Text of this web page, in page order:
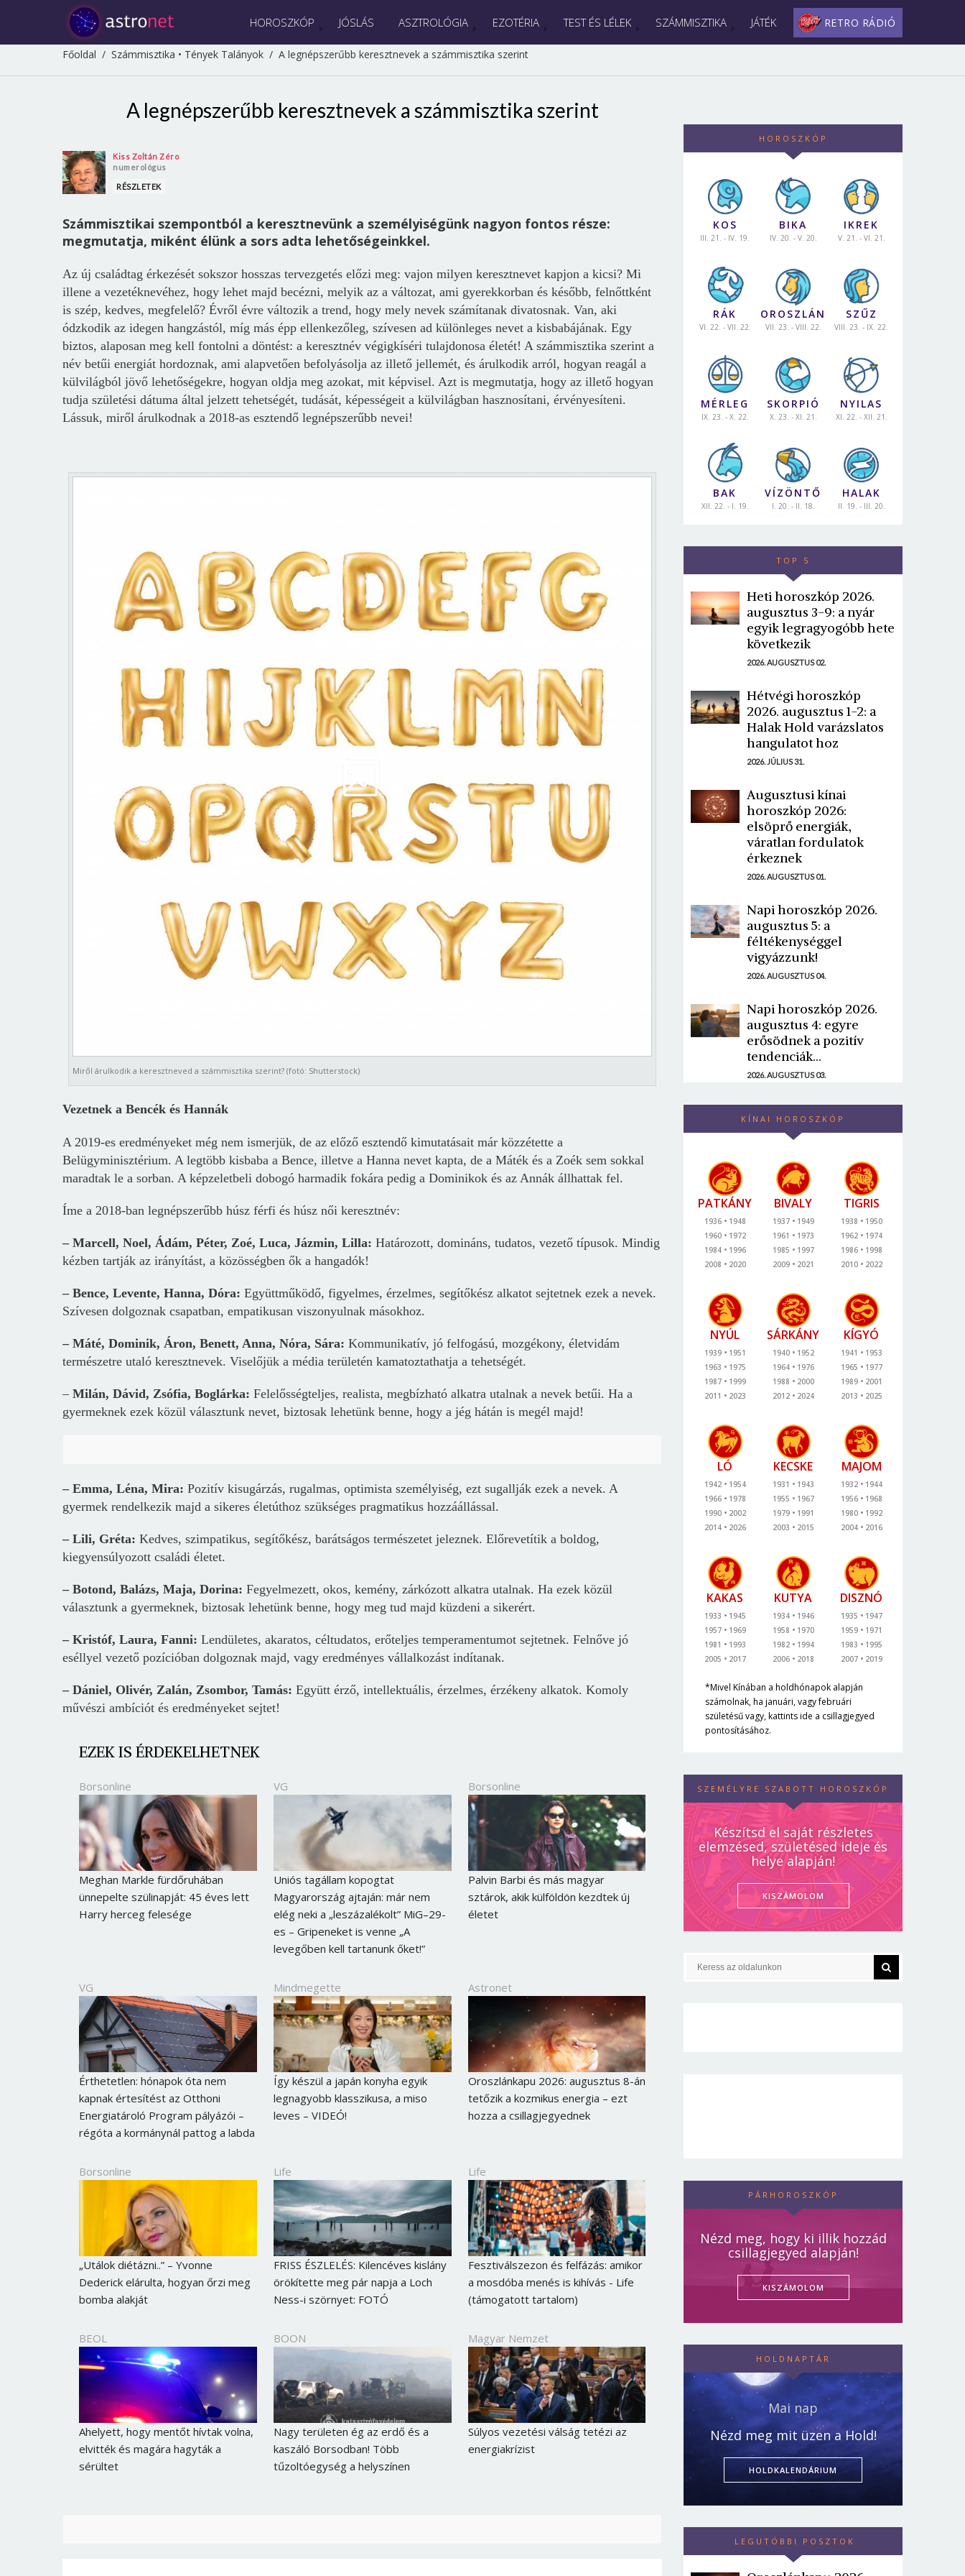
HOROSZKÓP JÓSLÁS ASZTROLÓGIA EZOTÉRIA TEST ÉS LÉLEK SZÁMMISZTIKA JÁTÉK RETRO RÁDIÓ
Főoldal / Számmisztika • Tények Talányok / A legnépszerűbb keresztnevek a számmisztika szerint
A legnépszerűbb keresztnevek a számmisztika szerint
Kiss Zoltán Zéro
numerológus
RÉSZLETEK
Számmisztikai szempontból a keresztnevünk a személyiségünk nagyon fontos része:
megmutatja, miként élünk a sors adta lehetőségeinkkel.
Az új családtag érkezését sokszor hosszas tervezgetés előzi meg: vajon milyen keresztnevet kapjon a kicsi? Mi
illene a vezetéknevéhez, hogy lehet majd becézni, melyik az a változat, ami gyerekkorban és később, felnőttként
is szép, kedves, megfelelő? Évről évre változik a trend, hogy mely nevek számítanak divatosnak. Van, aki
ódzkodik az idegen hangzástól, míg más épp ellenkezőleg, szívesen ad különleges nevet a kisbabájának. Egy
biztos, alaposan meg kell fontolni a döntést: a keresztnév végigkíséri tulajdonosa életét! A számmisztika szerint a
név betűi energiát hordoznak, ami alapvetően befolyásolja az illető jellemét, és árulkodik arról, hogyan reagál a
külvilágból jövő lehetőségekre, hogyan oldja meg azokat, mit képvisel. Azt is megmutatja, hogy az illető hogyan
tudja születési dátuma által jelzett tehetségét, tudását, képességeit a külvilágban hasznosítani, érvényesíteni.
Lássuk, miről árulkodnak a 2018-as esztendő legnépszerűbb nevei!
Miről árulkodik a keresztneved a számmisztika szerint? (fotó: Shutterstock)
Vezetnek a Bencék és Hannák
A 2019-es eredményeket még nem ismerjük, de az előző esztendő kimutatásait már közzétette a
Belügyminisztérium. A legtöbb kisbaba a Bence, illetve a Hanna nevet kapta, de a Máték és a Zoék sem sokkal
maradtak le a sorban. A képzeletbeli dobogó harmadik fokára pedig a Dominikok és az Annák állhattak fel.
Íme a 2018-ban legnépszerűbb húsz férfi és húsz női keresztnév:
– Marcell, Noel, Ádám, Péter, Zoé, Luca, Jázmin, Lilla: Határozott, domináns, tudatos, vezető típusok. Mindig
kézben tartják az irányítást, a közösségben ők a hangadók!
– Bence, Levente, Hanna, Dóra: Együttműködő, figyelmes, érzelmes, segítőkész alkatot sejtetnek ezek a nevek.
Szívesen dolgoznak csapatban, empatikusan viszonyulnak másokhoz.
– Máté, Dominik, Áron, Benett, Anna, Nóra, Sára: Kommunikatív, jó felfogású, mozgékony, életvidám
természetre utaló keresztnevek. Viselőjük a média területén kamatoztathatja a tehetségét.
– Milán, Dávid, Zsófia, Boglárka: Felelősségteljes, realista, megbízható alkatra utalnak a nevek betűi. Ha a
gyermeknek ezek közül választunk nevet, biztosak lehetünk benne, hogy a jég hátán is megél majd!
– Emma, Léna, Mira: Pozitív kisugárzás, rugalmas, optimista személyiség, ezt sugallják ezek a nevek. A
gyermek rendelkezik majd a sikeres életúthoz szükséges pragmatikus hozzáállással.
– Lili, Gréta: Kedves, szimpatikus, segítőkész, barátságos természetet jeleznek. Előrevetítik a boldog,
kiegyensúlyozott családi életet.
– Botond, Balázs, Maja, Dorina: Fegyelmezett, okos, kemény, zárkózott alkatra utalnak. Ha ezek közül
választunk a gyermeknek, biztosak lehetünk benne, hogy meg tud majd küzdeni a sikerért.
– Kristóf, Laura, Fanni: Lendületes, akaratos, céltudatos, erőteljes temperamentumot sejtetnek. Felnőve jó
eséllyel vezető pozícióban dolgoznak majd, vagy eredményes vállalkozást indítanak.
– Dániel, Olivér, Zalán, Zsombor, Tamás: Együtt érző, intellektuális, érzelmes, érzékeny alkatok. Komoly
művészi ambíciót és eredményeket sejtet!
EZEK IS ÉRDEKELHETNEK
Borsonline
Meghan Markle fürdőruhában
ünnepelte szülinapját: 45 éves lett
Harry herceg felesége
VG
Uniós tagállam kopogtat
Magyarország ajtaján: már nem
elég neki a „leszázalékolt” MiG–29-
es – Gripeneket is venne „A
levegőben kell tartanunk őket!”
Borsonline
Palvin Barbi és más magyar
sztárok, akik külföldön kezdtek új
életet
VG
Érthetetlen: hónapok óta nem
kapnak értesítést az Otthoni
Energiatároló Program pályázói –
régóta a kormánynál pattog a labda
Mindmegette
Így készül a japán konyha egyik
legnagyobb klasszikusa, a miso
leves – VIDEÓ!
Astronet
Oroszlánkapu 2026: augusztus 8-án
tetőzik a kozmikus energia – ezt
hozza a csillagjegyednek
Borsonline
„Utálok diétázni..” – Yvonne
Dederick elárulta, hogyan őrzi meg
bomba alakját
Life
FRISS ÉSZLELÉS: Kilencéves kislány
örökítette meg pár napja a Loch
Ness-i szörnyet: FOTÓ
Life
Fesztiválszezon és felfázás: amikor
a mosdóba menés is kihívás - Life
(támogatott tartalom)
BEOL
Ahelyett, hogy mentőt hívtak volna,
elvitték és magára hagyták a
sérültet
BOON
Nagy területen ég az erdő és a
kaszáló Borsodban! Több
tűzoltóegység a helyszínen
Magyar Nemzet
Súlyos vezetési válság tetézi az
energiakrízist
HOROSZKÓP
KOS
III. 21. - IV. 19.
BIKA
IV. 20. - V. 20.
IKREK
V. 21. - VI. 21.
RÁK
VI. 22. - VII. 22.
OROSZLÁN
VII. 23. - VIII. 22.
SZŰZ
VIII. 23. - IX. 22.
MÉRLEG
IX. 23. - X. 22.
SKORPIÓ
X. 23. - XI. 21.
NYILAS
XI. 22. - XII. 21.
BAK
XII. 22. - I. 19.
VÍZÖNTŐ
I. 20. - II. 18.
HALAK
II. 19. - III. 20.
TOP 5
Heti horoszkóp 2026.
augusztus 3-9: a nyár
egyik legragyogóbb hete
következik
2026. AUGUSZTUS 02.
Hétvégi horoszkóp
2026. augusztus 1-2: a
Halak Hold varázslatos
hangulatot hoz
2026. JÚLIUS 31.
Augusztusi kínai
horoszkóp 2026:
elsöprő energiák,
váratlan fordulatok
érkeznek
2026. AUGUSZTUS 01.
Napi horoszkóp 2026.
augusztus 5: a
féltékenységgel
vigyázzunk!
2026. AUGUSZTUS 04.
Napi horoszkóp 2026.
augusztus 4: egyre
erősödnek a pozitív
tendenciák...
2026. AUGUSZTUS 03.
KÍNAI HOROSZKÓP
PATKÁNY
1936
1948
1960
1972
1984
1996
2008
2020
BIVALY
1937
1949
1961
1973
1985
1997
2009
2021
TIGRIS
1938
1950
1962
1974
1986
1998
2010
2022
NYÚL
1939
1951
1963
1975
1987
1999
2011
2023
SÁRKÁNY
1940
1952
1964
1976
1988
2000
2012
2024
KÍGYÓ
1941
1953
1965
1977
1989
2001
2013
2025
LÓ
1942
1954
1966
1978
1990
2002
2014
2026
KECSKE
1931
1943
1955
1967
1979
1991
2003
2015
MAJOM
1932
1944
1956
1968
1980
1992
2004
2016
KAKAS
1933
1945
1957
1969
1981
1993
2005
2017
KUTYA
1934
1946
1958
1970
1982
1994
2006
2018
DISZNÓ
1935
1947
1959
1971
1983
1995
2007
2019
*Mivel Kínában a holdhónapok alapján
számolnak, ha januári, vagy februári
születésű vagy, kattints ide a csillagjegyed
pontosításához.
SZEMÉLYRE SZABOTT HOROSZKÓP
Készítsd el saját részletes
elemzésed, születésed ideje és
helye alapján!
KISZÁMOLOM
PÁRHOROSZKÓP
Nézd meg, hogy ki illik hozzád
csillagjegyed alapján!
KISZÁMOLOM
HOLDNAPTÁR
Mai nap
Nézd meg mit üzen a Hold!
HOLDKALENDÁRIUM
LEGUTÓBBI POSZTOK
Borsonline bejelentkezés
Mégse Bejelentkezés